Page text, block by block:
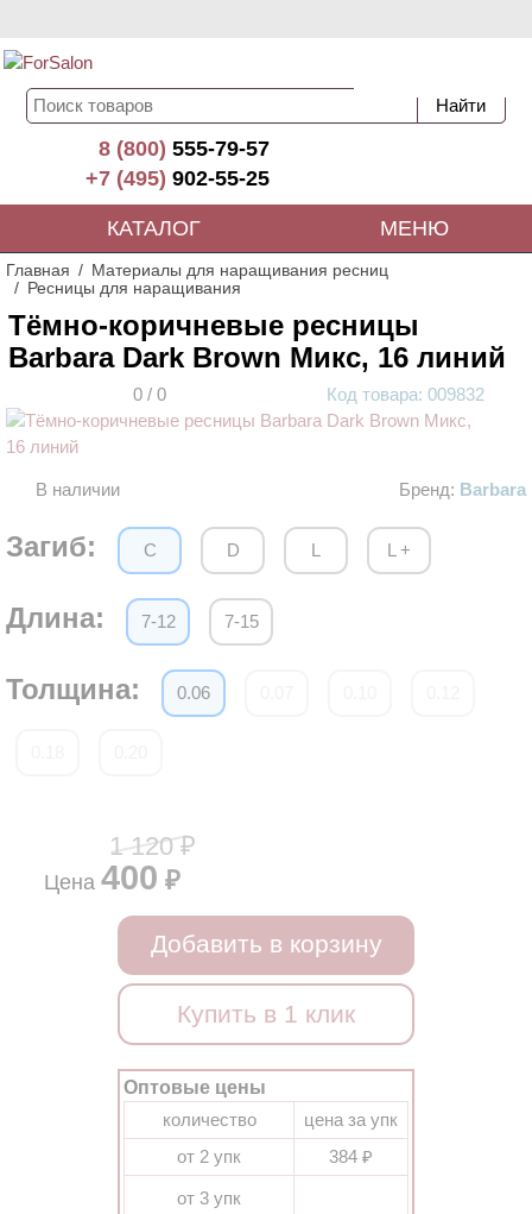
8 (800)555-79-57
+7 (495)902-55-25
КАТАЛОГ МЕНЮ
Главная
Материалы для наращивания ресниц
Ресницы для наращивания
Тёмно-коричневые ресницы
Barbara Dark Brown Микс, 16 линий
0 / 0 Код товара: 009832
В наличии Бренд: Barbara
Загиб: C D L L +
Длина: 7-12 7-15
Толщина: 0.06
1 120 ₽
Цена 400 ₽
Добавить в корзину
Купить в 1 клик
Оптовые цены
количество
цена за упк
от 2 упк
384 ₽
от 3 упк